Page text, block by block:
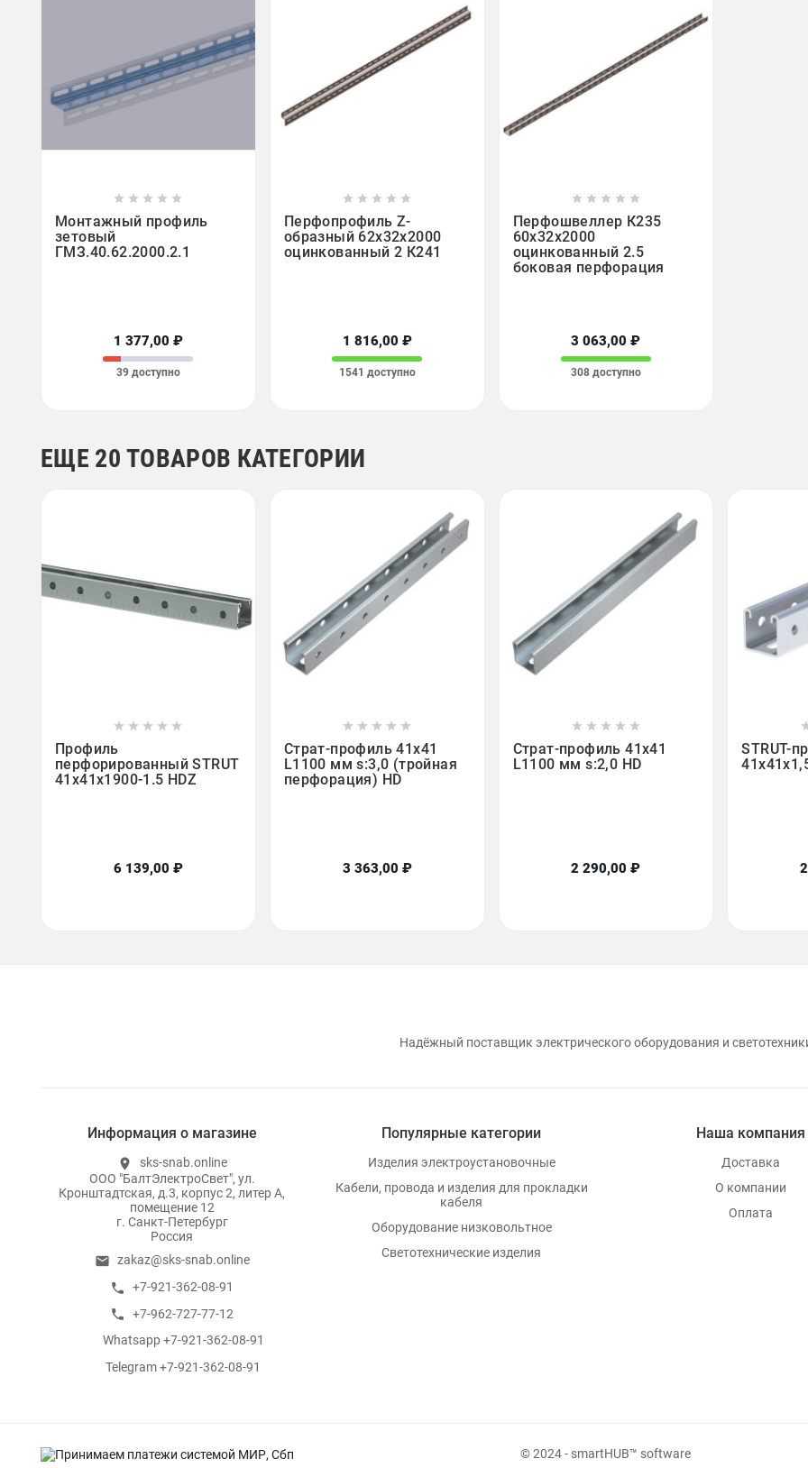
    
Монтажный профиль
зетовый
ГМЗ.40.62.2000.2.1
1 377,00 ₽
39 доступно
    
Перфопрофиль Z-
образный 62х32х2000
оцинкованный 2 К241
1 816,00 ₽
1541 доступно
    
Перфошвеллер К235
60х32х2000
оцинкованный 2.5
боковая перфорация
3 063,00 ₽
308 доступно
ЕЩЕ 20 ТОВАРОВ КАТЕГОРИИ
    
Профиль
перфорированный STRUT
41x41х1900-1.5 HDZ
6 139,00 ₽
    
Страт-профиль 41х41
L1100 мм s:3,0 (тройная
перфорация) HD
3 363,00 ₽
    
Страт-профиль 41х41
L1100 мм s:2,0 HD
2 290,00 ₽
STRUT-
Надёжный поставщик электрического оборудования и
Информация о магазине
location_on
sks-snab.online
ООО "БалтЭлектроСвет", ул.
Кронштадтская, д.3, корпус 2, литер А,
помещение 12
г. Санкт-Петербург
Россия
email zakaz@sks-snab.online
call +7-921-362-08-91
call +7-962-727-77-12
whatsapp
Whatsapp +7-921-362-08-91
whatsapp
Telegram +7-921-362-08-91
Популярные категории
Изделия электроустановочные
Кабели, провода и изделия для прокладки
кабеля
Оборудование низковольтное
Светотехнические изделия
Наша компания
Доставка
О компании
Оплата
© 2024 - smartHUB™ software